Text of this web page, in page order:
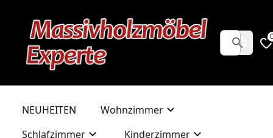
NEUHEITEN
Wohnzimmer
Schlafzimmer
Kinderzimmer